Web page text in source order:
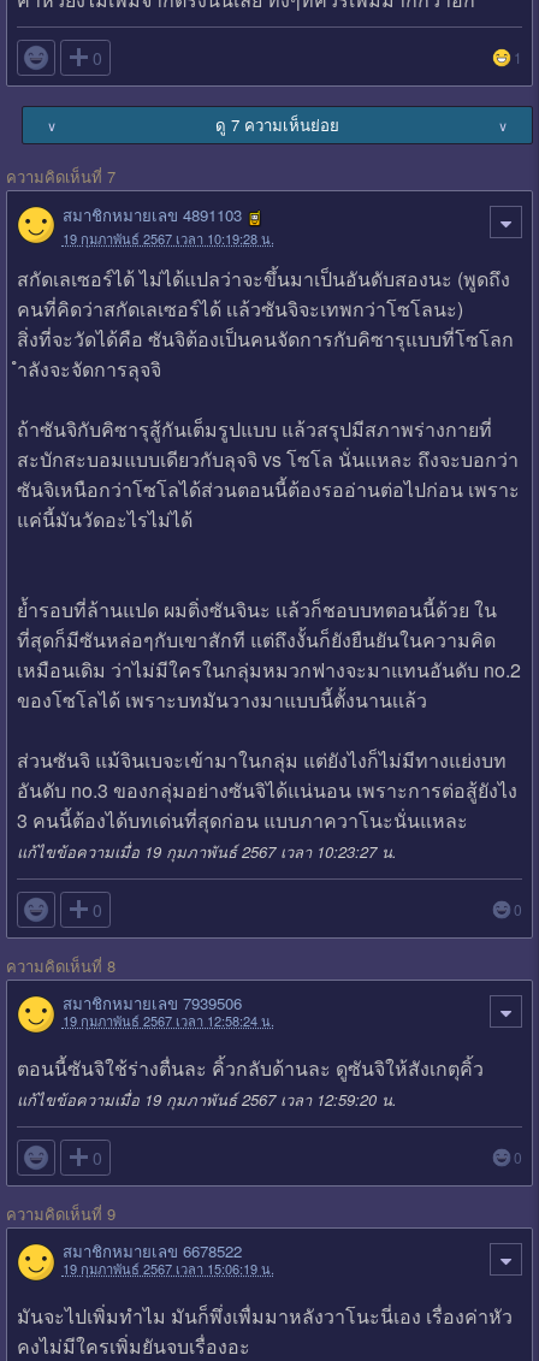
 0 1
∨ ดู 7 ความเห็นย่อย ∨
ความคิดเห็นที่ 7
สมาชิกหมายเลข 4891103
19 กุมภาพันธ์ 2567 เวลา 10:19:28 น.
สกัดเลเซอร์ได้ ไม่ได้แปลว่าจะขึ้นมาเป็นอันดับสองนะ (พูดถึง
คนที่คิดว่าสกัดเลเซอร์ได้ เเล้วซันจิจะเทพกว่าโซโลนะ)
สิ่งที่จะวัดได้คือ ซันจิต้องเป็นคนจัดการกับคิซารุแบบที่โซโลก
ำลังจะจัดการลุจจิ
ถ้าซันจิกับคิซารุสู้กันเต็มรูปแบบ แล้วสรุปมีสภาพร่างกายที่
สะบักสะบอมแบบเดียวกับลุจจิ vs โซโล นั่นแหละ ถึงจะบอกว่า
ซันจิเหนือกว่าโซโลได้ส่วนตอนนี้ต้องรออ่านต่อไปก่อน เพราะ
แค่นี้มันวัดอะไรไม่ได้
ย้ำรอบที่ล้านแปด ผมติ่งซันจินะ เเล้วก็ชอบบทตอนนี้ด้วย ใน
ที่สุดก็มีซันหล่อๆกับเขาสักที แต่ถึงงั้นก็ยังยืนยันในความคิด
เหมือนเดิม ว่าไม่มีใครในกลุ่มหมวกฟางจะมาแทนอันดับ no.2
ของโซโลได้ เพราะบทมันวางมาแบบนี้ตั้งนานเเล้ว
ส่วนซันจิ แม้จินเบจะเข้ามาในกลุ่ม แต่ยังไงก็ไม่มีทางแย่งบท
อันดับ no.3 ของกลุ่มอย่างซันจิได้แน่นอน เพราะการต่อสู้ยังไง
3 คนนี้ต้องได้บทเด่นที่สุดก่อน แบบภาควาโนะนั่นแหละ
แก้ไขข้อความเมื่อ 19 กุมภาพันธ์ 2567 เวลา 10:23:27 น.
 0 0
ความคิดเห็นที่ 8
สมาชิกหมายเลข 7939506
19 กุมภาพันธ์ 2567 เวลา 12:58:24 น.
ตอนนี้ซันจิใช้ร่างตื่นละ คิ้วกลับด้านละ ดูซันจิให้สังเกตุคิ้ว
แก้ไขข้อความเมื่อ 19 กุมภาพันธ์ 2567 เวลา 12:59:20 น.
 0 0
ความคิดเห็นที่ 9
สมาชิกหมายเลข 6678522
19 กุมภาพันธ์ 2567 เวลา 15:06:19 น.
มันจะไปเพิ่มทำไม มันก็พึ่งเพื่มมาหลังวาโนะนี่เอง เรื่องค่าหัว
คงไม่มีใครเพิ่มยันจบเรื่องอะ